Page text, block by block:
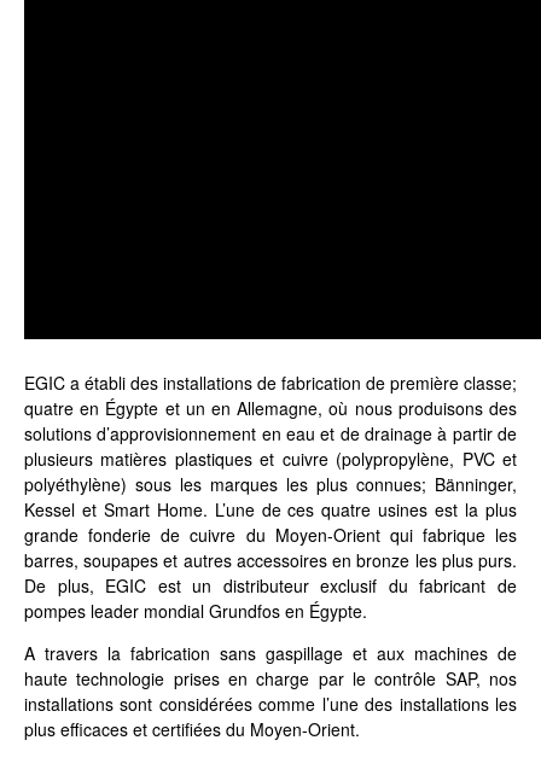
EGIC a établi des installations de fabrication de première classe;
quatre en Égypte et un en Allemagne, où nous produisons des
solutions d’approvisionnement en eau et de drainage à partir de
plusieurs matières plastiques et cuivre (polypropylène, PVC et
polyéthylène) sous les marques les plus connues; Bänninger,
Kessel et Smart Home. L’une de ces quatre usines est la plus
grande fonderie de cuivre du Moyen-Orient qui fabrique les
barres, soupapes et autres accessoires en bronze les plus purs.
De plus, EGIC est un distributeur exclusif du fabricant de
pompes leader mondial Grundfos en Égypte.
A travers la fabrication sans gaspillage et aux machines de
haute technologie prises en charge par le contrôle SAP, nos
installations sont considérées comme l’une des installations les
plus efficaces et certifiées du Moyen-Orient.